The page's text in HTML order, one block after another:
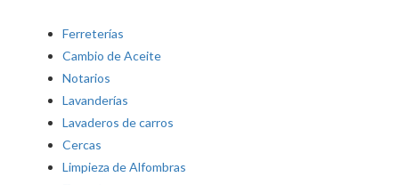
Ferreterías
Cambio de Aceite
Notarios
Lavanderías
Lavaderos de carros
Cercas
Limpieza de Alfombras